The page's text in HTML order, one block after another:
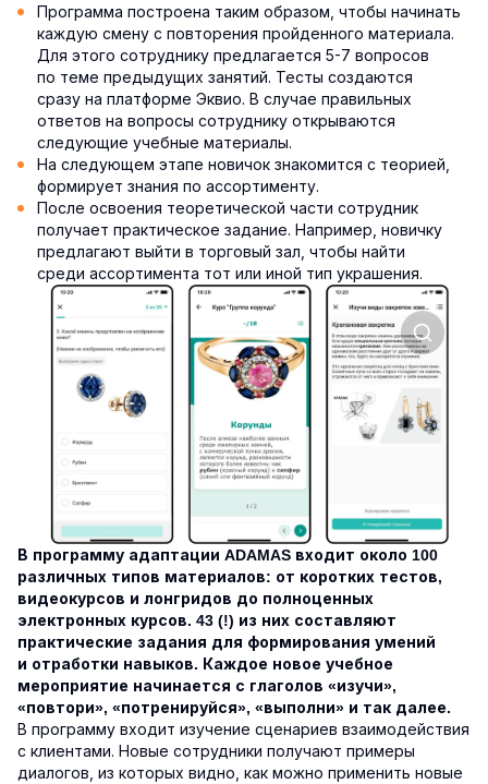
Программа построена таким образом, чтобы начинать
каждую смену с повторения пройденного материала.
Для этого сотруднику предлагается 5-7 вопросов
по теме предыдущих занятий. Тесты создаются
сразу на платформе Эквио. В случае правильных
ответов на вопросы сотруднику открываются
следующие учебные материалы.
На следующем этапе новичок знакомится с теорией,
формирует знания по ассортименту.
После освоения теоретической части сотрудник
получает практическое задание. Например, новичку
предлагают выйти в торговый зал, чтобы найти
среди ассортимента тот или иной тип украшения.
В программу адаптации ADAMAS входит около 100
различных типов материалов: от коротких тестов,
видеокурсов и лонгридов до полноценных
электронных курсов. 43 (!) из них составляют
практические задания для формирования умений
и отработки навыков. Каждое новое учебное
мероприятие начинается с глаголов «изучи»,
«повтори», «потренируйся», «выполни» и так далее.
В программу входит изучение сценариев взаимодействия
с клиентами. Новые сотрудники получают примеры
диалогов, из которых видно, как можно применить новые